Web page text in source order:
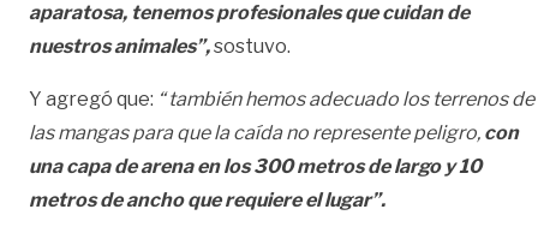
aparatosa, tenemos profesionales que cuidan de
nuestros animales”,sostuvo.
Y agregó que: “ también hemos adecuado los terrenos de
las mangas para que la caída no represente peligro, con
una capa de arena en los 300 metros de largo y 10
metros de ancho que requiere el lugar”.